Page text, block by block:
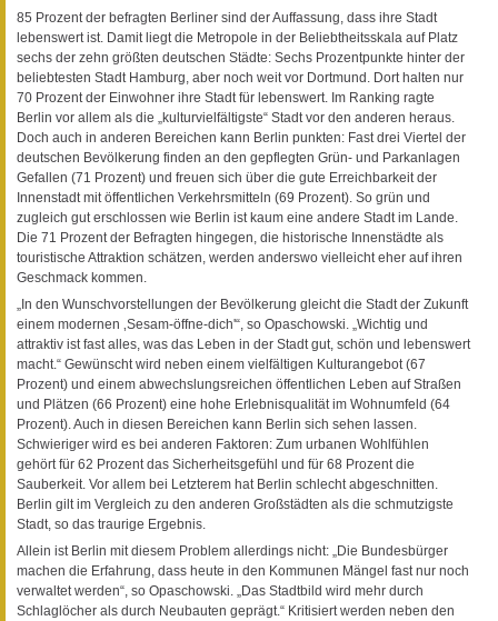
85 Prozent der befragten Berliner sind der Auffassung, dass ihre Stadt
lebenswert ist. Damit liegt die Metropole in der Beliebtheitsskala auf Platz
sechs der zehn größten deutschen Städte: Sechs Prozentpunkte hinter der
beliebtesten Stadt Hamburg, aber noch weit vor Dortmund. Dort halten nur
70 Prozent der Einwohner ihre Stadt für lebenswert. Im Ranking ragte
Berlin vor allem als die „kulturvielfältigste“ Stadt vor den anderen heraus.
Doch auch in anderen Bereichen kann Berlin punkten: Fast drei Viertel der
deutschen Bevölkerung finden an den gepflegten Grün- und Parkanlagen
Gefallen (71 Prozent) und freuen sich über die gute Erreichbarkeit der
Innenstadt mit öffentlichen Verkehrsmitteln (69 Prozent). So grün und
zugleich gut erschlossen wie Berlin ist kaum eine andere Stadt im Lande.
Die 71 Prozent der Befragten hingegen, die historische Innenstädte als
touristische Attraktion schätzen, werden anderswo vielleicht eher auf ihren
Geschmack kommen.
„In den Wunschvorstellungen der Bevölkerung gleicht die Stadt der Zukunft
einem modernen ‚Sesam-öffne-dich'“, so Opaschowski. „Wichtig und
attraktiv ist fast alles, was das Leben in der Stadt gut, schön und lebenswert
macht.“ Gewünscht wird neben einem vielfältigen Kulturangebot (67
Prozent) und einem abwechslungsreichen öffentlichen Leben auf Straßen
und Plätzen (66 Prozent) eine hohe Erlebnisqualität im Wohnumfeld (64
Prozent). Auch in diesen Bereichen kann Berlin sich sehen lassen.
Schwieriger wird es bei anderen Faktoren: Zum urbanen Wohlfühlen
gehört für 62 Prozent das Sicherheitsgefühl und für 68 Prozent die
Sauberkeit. Vor allem bei Letzterem hat Berlin schlecht abgeschnitten.
Berlin gilt im Vergleich zu den anderen Großstädten als die schmutzigste
Stadt, so das traurige Ergebnis.
Allein ist Berlin mit diesem Problem allerdings nicht: „Die Bundesbürger
machen die Erfahrung, dass heute in den Kommunen Mängel fast nur noch
verwaltet werden“, so Opaschowski. „Das Stadtbild wird mehr durch
Schlaglöcher als durch Neubauten geprägt.“ Kritisiert werden neben den